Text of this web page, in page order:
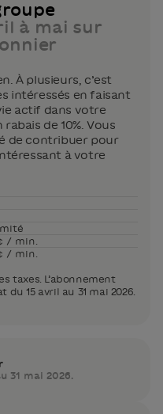
à mai sur
À plusieurs, c’est
intéressés en faisant
actif dans votre
de 10%. Vous
de contribuer pour
à votre
/ min.
/ min.
taxes. L’abonnement
15 avril au 31 mai 2026.
31 mai 2026.